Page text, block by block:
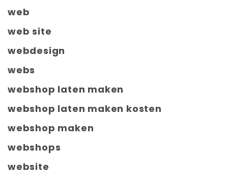
web
web site
webdesign
webs
webshop laten maken
webshop laten maken kosten
webshop maken
webshops
website